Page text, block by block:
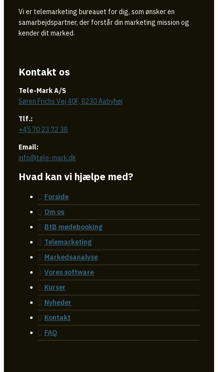
Vi er telemarketing bureauet for dig, som ønsker en
samarbejdspartner, der forstår din marketing mission og
kender dit marked.
Kontakt os
Tele-Mark A/S
Søren Frichs Vej 40F, 8230 Aabyhøj
Tlf.:
+45 70 23 72 38
Email:
info@tele-mark.dk
Hvad kan vi hjælpe med?
Forside
Om os
BtB mødebooking
Telemarketing
Markedsanalyse
Vores software
Kurser
Nyheder
Kontakt
FAQ